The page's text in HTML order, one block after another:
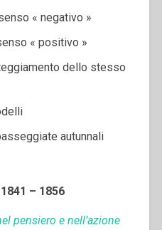
« negativo »
« positivo »
dello stesso
autunnali
– 1856
pensiero e nell’azione